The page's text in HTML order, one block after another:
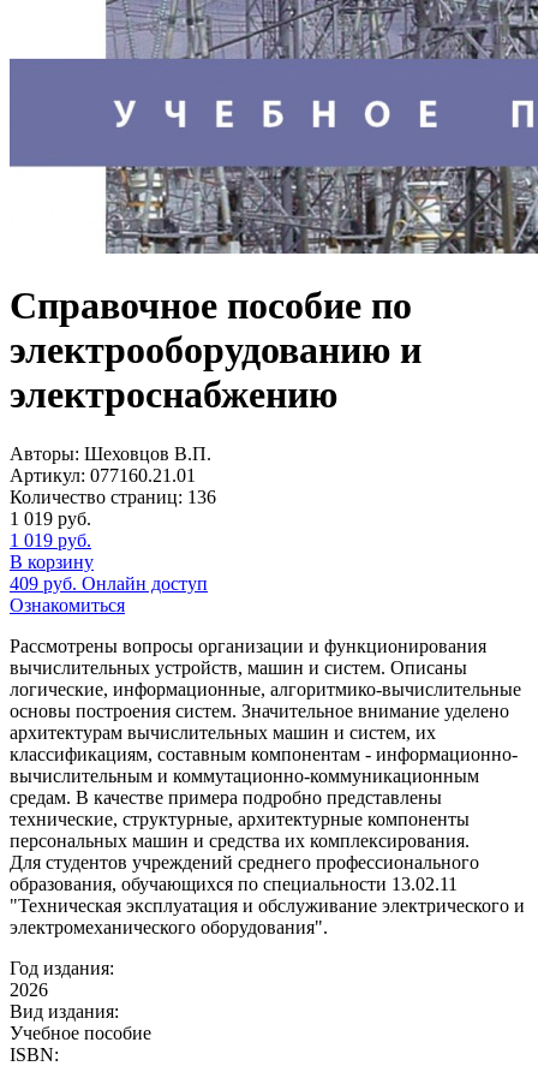
Справочное пособие по
электрооборудованию и
электроснабжению
Авторы: Шеховцов В.П.
Артикул: 077160.21.01
Количество страниц: 136
1 019 руб.
1 019 руб.
В корзину
409 руб. Онлайн доступ
Ознакомиться
Рассмотрены вопросы организации и функционирования
вычислительных устройств, машин и систем. Описаны
логические, информационные, алгоритмико-вычислительные
основы построения систем. Значительное внимание уделено
архитектурам вычислительных машин и систем, их
классификациям, составным компонентам - информационно-
вычислительным и коммутационно-коммуникационным
средам. В качестве примера подробно представлены
технические, структурные, архитектурные компоненты
персональных машин и средства их комплексирования.
Для студентов учреждений среднего профессионального
образования, обучающихся по специальности 13.02.11
"Техническая эксплуатация и обслуживание электрического и
электромеханического оборудования".
Год издания:
2026
Вид издания:
Учебное пособие
ISBN: